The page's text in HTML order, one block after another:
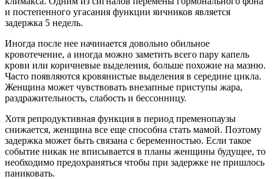
и постепенного угасания функции яичников является
задержка 5 недель.
Иногда после нее начинается довольно обильное
кровотечение, а иногда можно заметить всего пару капель
крови или коричневые выделения, больше похожие на мазню.
Часто появляются кровянистые выделения в середине цикла.
Женщина может чувствовать внезапные приступы жара,
раздражительность, слабость и бессонницу.
Хотя репродуктивная функция в период пременопаузы
снижается, женщина все еще способна стать мамой. Поэтому
задержка может быть связана с беременностью. Если такое
событие никак не вписывается в планы женщины будущее, то
необходимо предохраняться чтобы при задержке не пришлось
паниковать.